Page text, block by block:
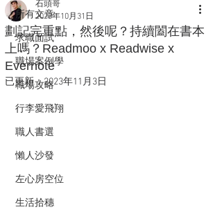
所有文章
求職面試
職場案例學
職場攻略
行李愛飛翔
職人書選
懶人沙發
左心房空位
生活拾穗
劃記完重點，然後呢？持續闔在書本
上嗎？Readmoo x Readwise x
Evernote
石頭哥
2023年10月31日
已更新：2023年11月3日